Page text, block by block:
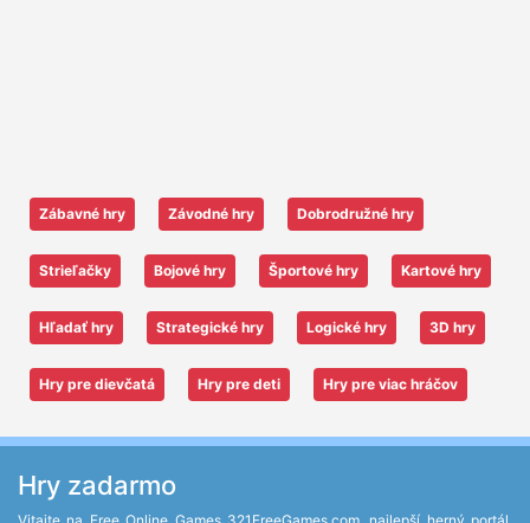
Zábavné hry Závodné hry Dobrodružné hry
Strieľačky Bojové hry Športové hry Kartové hry
Hľadať hry Strategické hry Logické hry 3D hry
Hry pre dievčatá Hry pre deti Hry pre viac hráčov
Hry zadarmo